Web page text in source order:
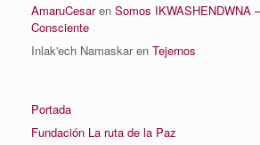
AmaruCesaren Somos IKWASHENDWNA
Consciente
Inlak'ech Namaskaren Tejernos
Portada
Fundación La ruta de la Paz